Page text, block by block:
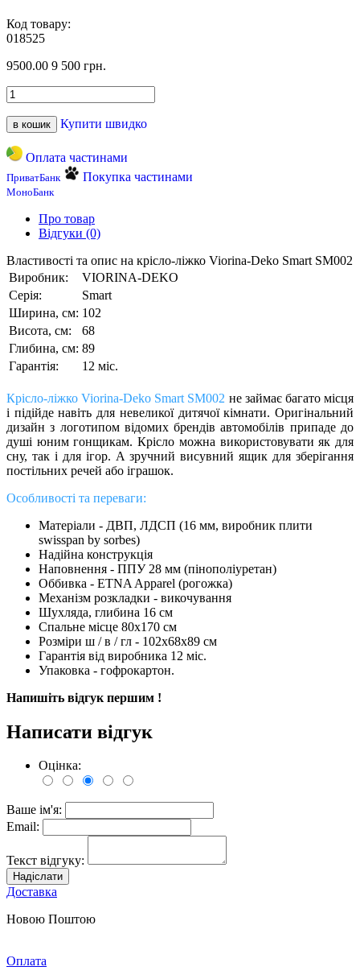
Код товару:
018525
9500.00 9 500 грн.
в кошик Купити швидко
Оплата частинами
ПриватБанк Покупка частинами
МоноБанк
Про товар
Відгуки (0)
Властивості та опис на крісло-ліжко Viorina-Deko Smart SM002
Виробник:
VIORINA-DEKO
Серія:
Smart
Ширина, см: 102
Висота, см:
68
Глибина, см: 89
Гарантія:
12 міс.
Крісло-ліжко Viorina-Deko Smart SM002 не займає багато місця
і підійде навіть для невеликої дитячої кімнати. Оригінальний
дизайн з логотипом відомих брендів автомобілів припаде до
душі юним гонщикам. Крісло можна використовувати як для
сну, так і для ігор. А зручний висувний ящик для зберігання
постільних речей або іграшок.
Особливості та переваги: ​​
Матеріали - ДВП, ЛДСП (16 мм, виробник плити
swisspan by sorbes)
Надійна конструкція
Наповнення - ППУ 28 мм (пінополіуретан)
Оббивка - ETNA Apparel (рогожка)
Механізм розкладки - викочування
Шухляда, глибина 16 см
Спальне місце 80х170 см
Розміри ш / в / гл - 102х68х89 см
Гарантія від виробника 12 міс.
Упаковка - гофрокартон.
Напишіть відгук першим !
Написати відгук
Оцінка:
Ваше ім'я:
Email:
Текст відгуку:
Надіслати
Доставка
Новою Поштою
Оплата